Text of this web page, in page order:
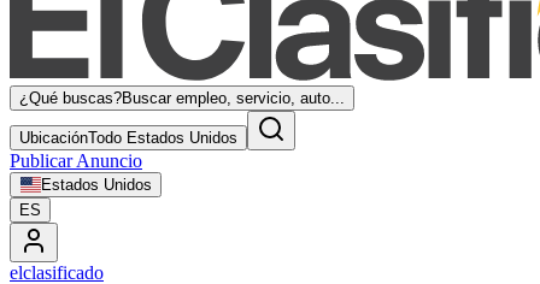
¿Qué buscas?Buscar empleo, servicio, auto...
UbicaciónTodo Estados Unidos
Publicar Anuncio
Estados Unidos
ES
elclasificado